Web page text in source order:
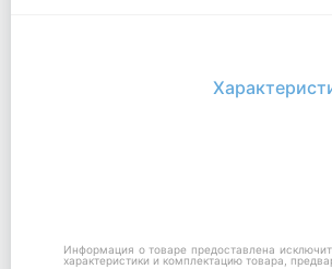
Информация о товаре предоставлена
характеристики и комплектацию товара,